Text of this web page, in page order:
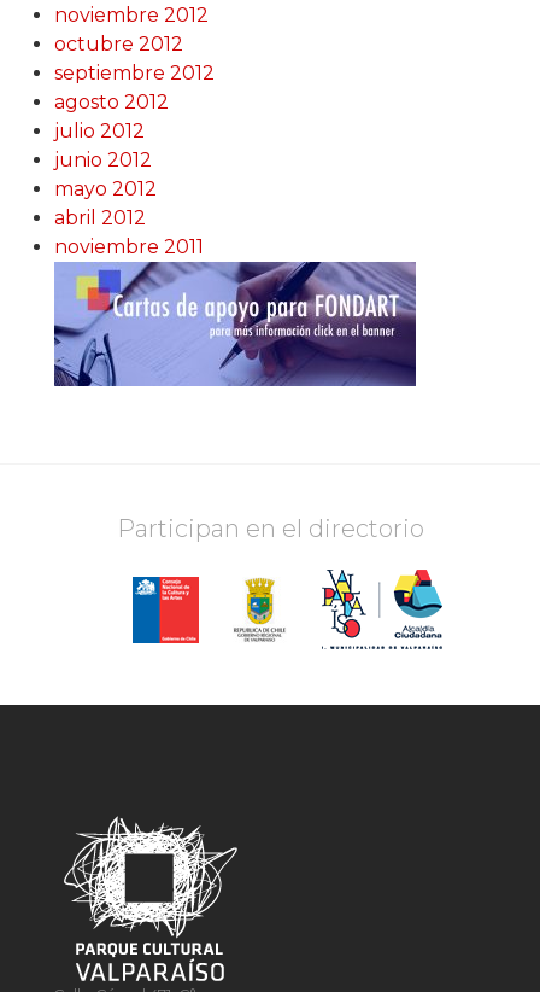
noviembre 2012
octubre 2012
septiembre 2012
agosto 2012
julio 2012
junio 2012
mayo 2012
abril 2012
noviembre 2011
Participan en el directorio